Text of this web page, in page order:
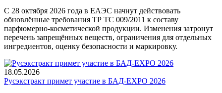
С 28 октября 2026 года в ЕАЭС начнут действовать
обновлённые требования ТР ТС 009/2011 к составу
парфюмерно-косметической продукции. Изменения затронут
перечень запрещённых веществ, ограничения для отдельных
ингредиентов, оценку безопасности и маркировку.
18.05.2026
Русэкстракт примет участие в БАД-EXPO 2026